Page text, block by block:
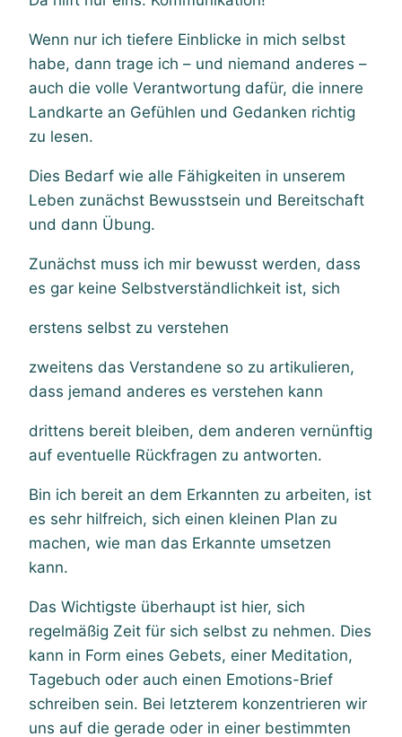
Wenn nur ich tiefere Einblicke in mich selbst
habe, dann trage ich – und niemand anderes –
auch die volle Verantwortung dafür, die innere
Landkarte an Gefühlen und Gedanken richtig
zu lesen.
Dies Bedarf wie alle Fähigkeiten in unserem
Leben zunächst Bewusstsein und Bereitschaft
und dann Übung.
Zunächst muss ich mir bewusst werden, dass
es gar keine Selbstverständlichkeit ist, sich
erstens selbst zu verstehen
zweitens das Verstandene so zu artikulieren,
dass jemand anderes es verstehen kann
drittens bereit bleiben, dem anderen vernünftig
auf eventuelle Rückfragen zu antworten.
Bin ich bereit an dem Erkannten zu arbeiten, ist
es sehr hilfreich, sich einen kleinen Plan zu
machen, wie man das Erkannte umsetzen
kann.
Das Wichtigste überhaupt ist hier, sich
regelmäßig Zeit für sich selbst zu nehmen. Dies
kann in Form eines Gebets, einer Meditation,
Tagebuch oder auch einen Emotions-Brief
schreiben sein. Bei letzterem konzentrieren wir
uns auf die gerade oder in einer bestimmten